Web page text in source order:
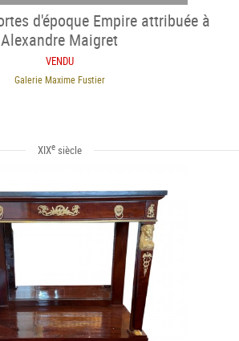
d'époque Empire attribuée à
Alexandre Maigret
VENDU
Galerie Maxime Fustier
XIXesiècle